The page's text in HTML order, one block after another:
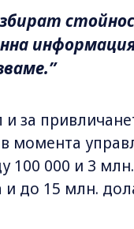
за
момента
100 000 и 3
и до 15 млн.